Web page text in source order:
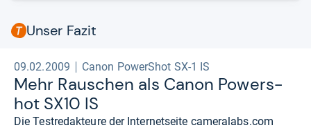
Unser Fazit
09.02.2009 Canon PowerShot SX-1 IS
Mehr Rau­schen als Canon Powers­
hot SX10 IS
Die Testredakteure der Internetseite cameralabs.com